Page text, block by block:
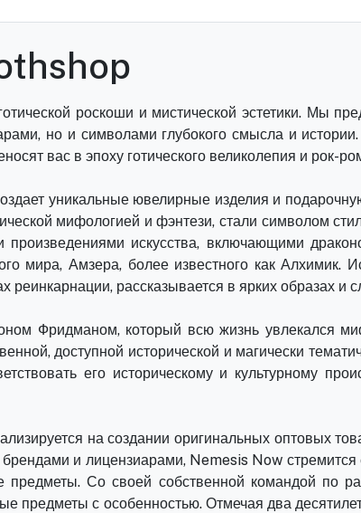
роскоши и мистической эстетики. Мы
но и символами глубокого смысла и
вас в эпоху готического великолепия и рок-
уникальные ювелирные изделия и
мифологией и фэнтези, стали символом
произведениями искусства, включающими
мира, Амзера, более известного как
рассказывается в ярких образах и
Фридманом, который всю жизнь увлекался
доступной исторической и магически
его историческому и культурному
на создании оригинальных оптовых
и лицензиарами, Nemesis Now стремится
Со своей собственной командой по
предметы с особенностью. Отмечая два